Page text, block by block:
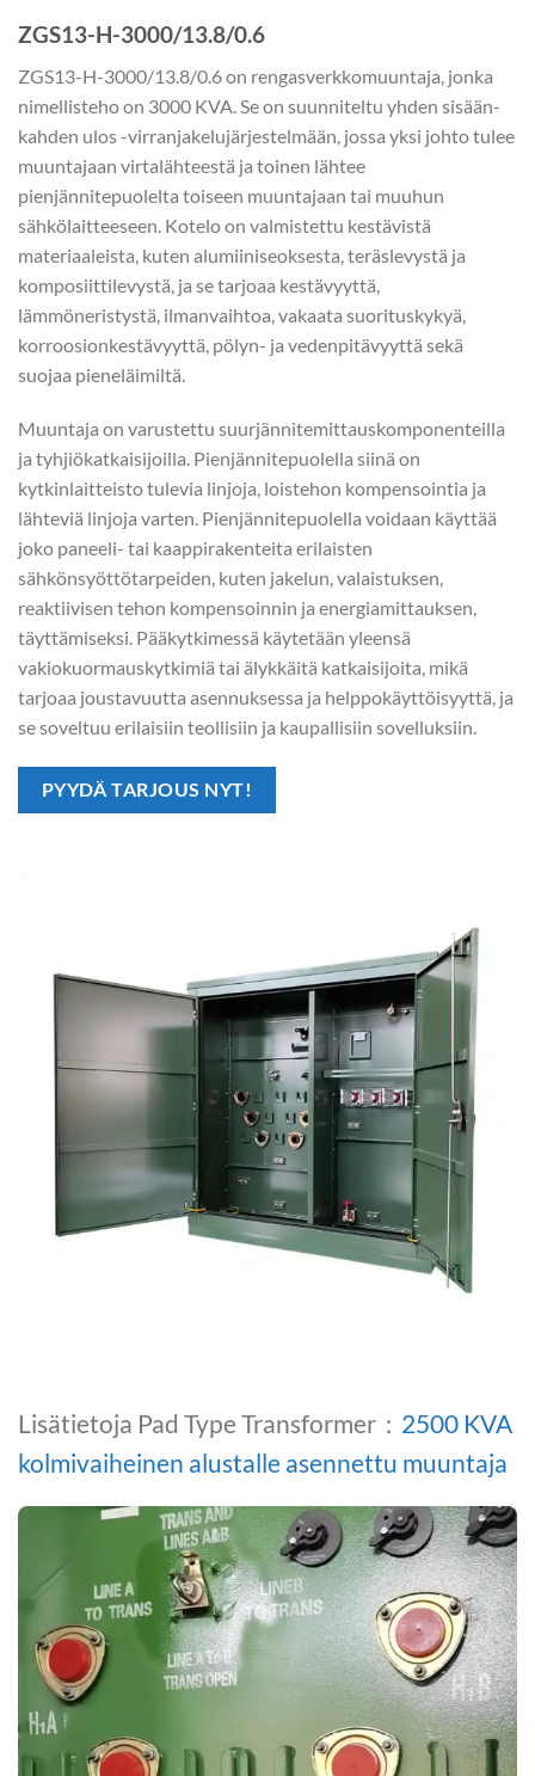
ZGS13-H-3000/13.8/0.6
ZGS13-H-3000/13.8/0.6 on rengasverkkomuuntaja, jonka
nimellisteho on 3000 KVA. Se on suunniteltu yhden sisään-
kahden ulos -virranjakelujärjestelmään, jossa yksi johto tulee
muuntajaan virtalähteestä ja toinen lähtee
pienjännitepuolelta toiseen muuntajaan tai muuhun
sähkölaitteeseen. Kotelo on valmistettu kestävistä
materiaaleista, kuten alumiiniseoksesta, teräslevystä ja
komposiittilevystä, ja se tarjoaa kestävyyttä,
lämmöneristystä, ilmanvaihtoa, vakaata suorituskykyä,
korroosionkestävyyttä, pölyn- ja vedenpitävyyttä sekä
suojaa pieneläimiltä.
Muuntaja on varustettu suurjännitemittauskomponenteilla
ja tyhjiökatkaisijoilla. Pienjännitepuolella siinä on
kytkinlaitteisto tulevia linjoja, loistehon kompensointia ja
lähteviä linjoja varten. Pienjännitepuolella voidaan käyttää
joko paneeli- tai kaappirakenteita erilaisten
sähkönsyöttötarpeiden, kuten jakelun, valaistuksen,
reaktiivisen tehon kompensoinnin ja energiamittauksen,
täyttämiseksi. Pääkytkimessä käytetään yleensä
vakiokuormauskytkimiä tai älykkäitä katkaisijoita, mikä
tarjoaa joustavuutta asennuksessa ja helppokäyttöisyyttä, ja
se soveltuu erilaisiin teollisiin ja kaupallisiin sovelluksiin.
PYYDÄ TARJOUS NYT!
Lisätietoja Pad Type Transformer： 2500 KVA
kolmivaiheinen alustalle asennettu muuntaja